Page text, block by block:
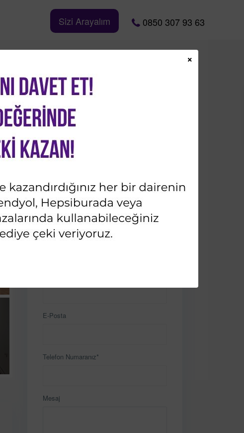
Sizi Arayalım 0850 307 93 63
Daire
Bizi Takip Edin
E-Posta
Telefon Numaranız*
Mesaj
×